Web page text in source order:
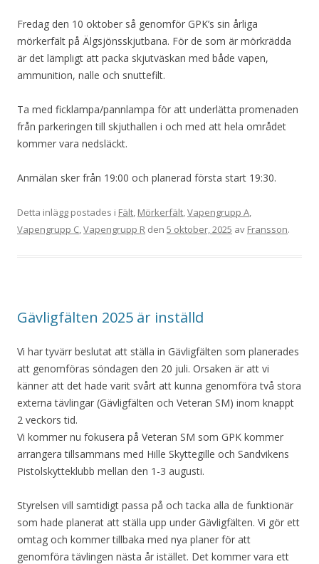
Fredag den 10 oktober så genomför GPK’s sin årliga
mörkerfält på Älgsjönsskjutbana. För de som är mörkrädda
är det lämpligt att packa skjutväskan med både vapen,
ammunition, nalle och snuttefilt.
Ta med ficklampa/pannlampa för att underlätta promenaden
från parkeringen till skjuthallen i och med att hela området
kommer vara nedsläckt.
Anmälan sker från 19:00 och planerad första start 19:30.
Detta inlägg postades i Fält, Mörkerfält,Vapengrupp A,
Vapengrupp C,Vapengrupp R den 5 oktober, 2025 av Fransson.
Gävligfälten 2025 är inställd
Vi har tyvärr beslutat att ställa in Gävligfälten som planerades
att genomföras söndagen den 20 juli. Orsaken är att vi
känner att det hade varit svårt att kunna genomföra två stora
externa tävlingar (Gävligfälten och Veteran SM) inom knappt
2 veckors tid.
Vi kommer nu fokusera på Veteran SM som GPK kommer
arrangera tillsammans med Hille Skyttegille och Sandvikens
Pistolskytteklubb mellan den 1-3 augusti.
Styrelsen vill samtidigt passa på och tacka alla de funktionär
som hade planerat att ställa upp under Gävligfälten. Vi gör ett
omtag och kommer tillbaka med nya planer för att
genomföra tävlingen nästa år istället. Det kommer vara ett